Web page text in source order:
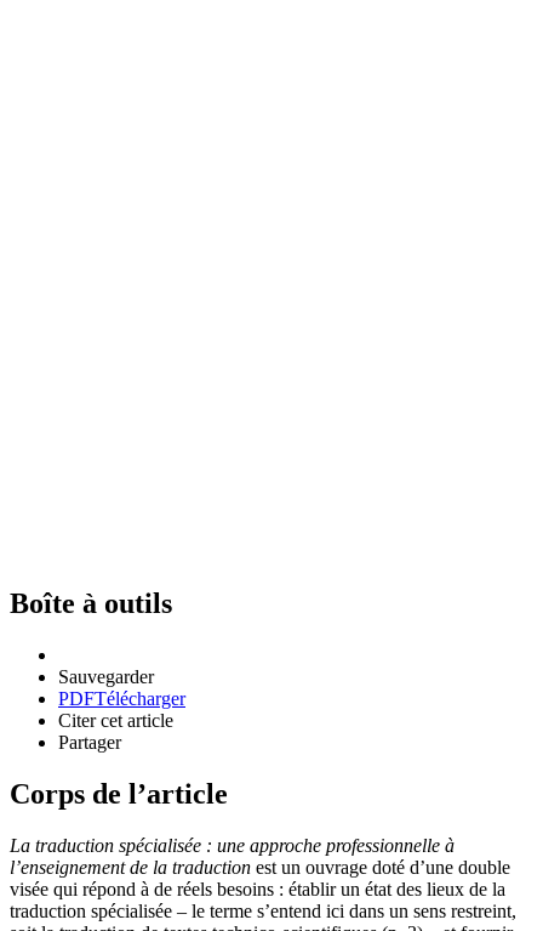
Boîte à outils
Sauvegarder
PDFTélécharger
Citer cet article
Partager
Corps de l’article
La traduction spécialisée : une approche professionnelle à
l’enseignement de la traduction est un ouvrage doté d’une double
visée qui répond à de réels besoins : établir un état des lieux de la
traduction spécialisée – le terme s’entend ici dans un sens restreint,